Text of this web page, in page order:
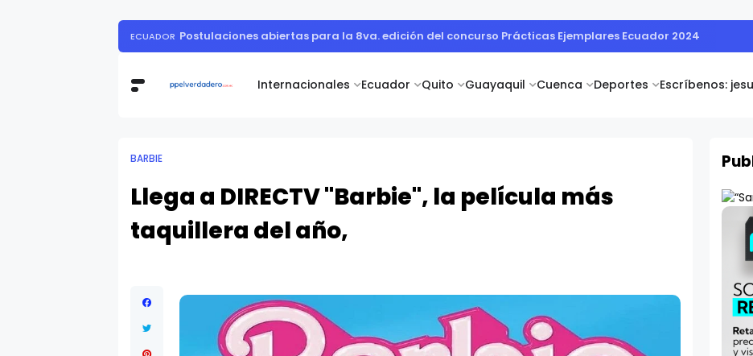
Internacionales Ecuador Quito Guayaquil Cuenca Deportes Escríbenos:
ECUADOR Servinformación acelera su expansión en Latinoamérica con un crecimiento del 36% en el 1S 2026
BARBIE
Llega a DIRECTV "Barbie", la película más
taquillera del año,